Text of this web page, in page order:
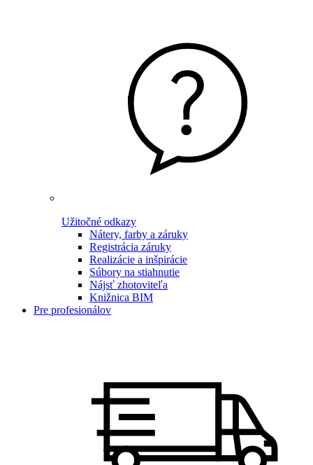
Užitočné odkazy
Nátery, farby a záruky
Registrácia záruky
Realizácie a inšpirácie
Súbory na stiahnutie
Nájsť zhotoviteľa
Knižnica BIM
Pre profesionálov